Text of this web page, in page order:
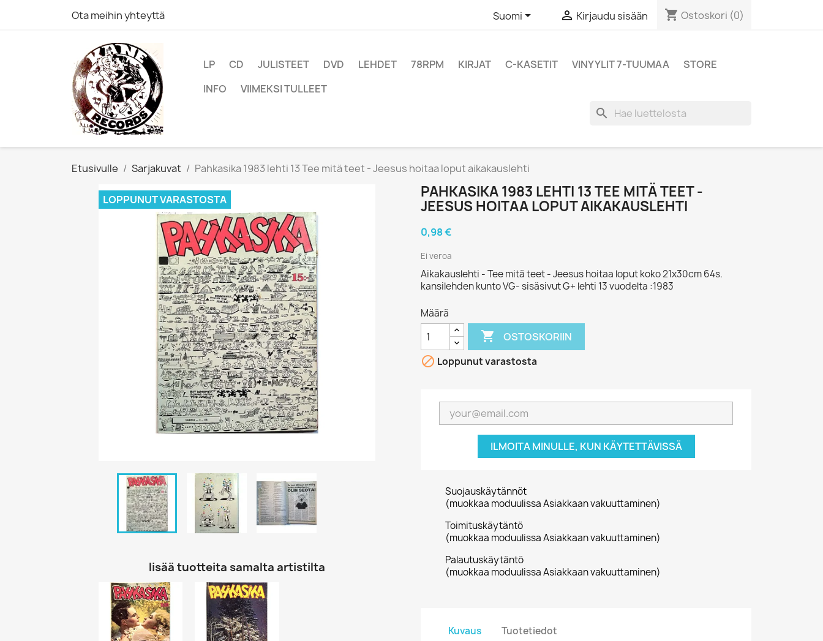
Ota meihin yhteyttä Suomi  Kirjaudu sisään shopping_cart Ostoskori (0)
LP CD JULISTEET DVD LEHDET 78RPM KIRJAT C-KASETIT VINYYLIT 7-TUUMAA
STORE
INFO
VIIMEKSI TULLEET
search
Etusivulle Sarjakuvat Pahkasika 1983 lehti 13 Tee mitä teet - Jeesus hoitaa loput aikakauslehti
LOPPUNUT VARASTOSTA
lisää tuotteita samalta artistilta
PAHKASIKA 1983 LEHTI 13 TEE MITÄ TEET -
JEESUS HOITAA LOPUT AIKAKAUSLEHTI
0,98 €
Ei veroa
Aikakauslehti - Tee mitä teet - Jeesus hoitaa loput koko 21x30cm 64s.
kansilehden kunto VG- sisäsivut G+ lehti 13 vuodelta :1983
Määrä
 OSTOSKORIIN
 Loppunut varastosta
ILMOITA MINULLE, KUN KÄYTETTÄVISSÄ
Suojauskäytännöt
(muokkaa moduulissa Asiakkaan vakuuttaminen)
Toimituskäytäntö
(muokkaa moduulissa Asiakkaan vakuuttaminen)
Palautuskäytäntö
(muokkaa moduulissa Asiakkaan vakuuttaminen)
Kuvaus Tuotetiedot